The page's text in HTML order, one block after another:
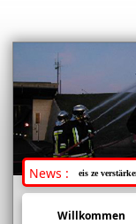
News :
fir eis ze verstärken.
Willkommen